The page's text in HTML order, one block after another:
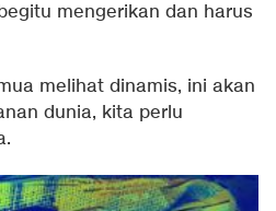
mengerikan dan harus
melihat dinamis, ini akan
dunia, kita perlu